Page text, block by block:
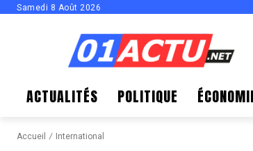
Samedi 8 Août 2026
ACTUALITÉS POLITIQUE
Accueil International